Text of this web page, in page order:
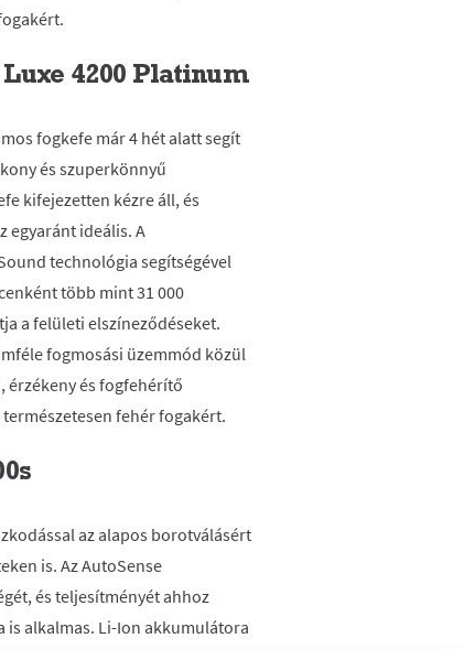
4200 Platinum
fogkefe már 4 hét alatt segít
és szuperkönnyű
kifejezetten kézre áll, és
egyaránt ideális. A
technológia segítségével
több mint 31 000
a felületi elszíneződéseket.
fogmosási üzemmód közül
érzékeny és fogfehérítő
fehér fogakért.
az alapos borotválásért
is. Az AutoSense
és teljesítményét ahhoz
is alkalmas. Li-Ion akkumulátora